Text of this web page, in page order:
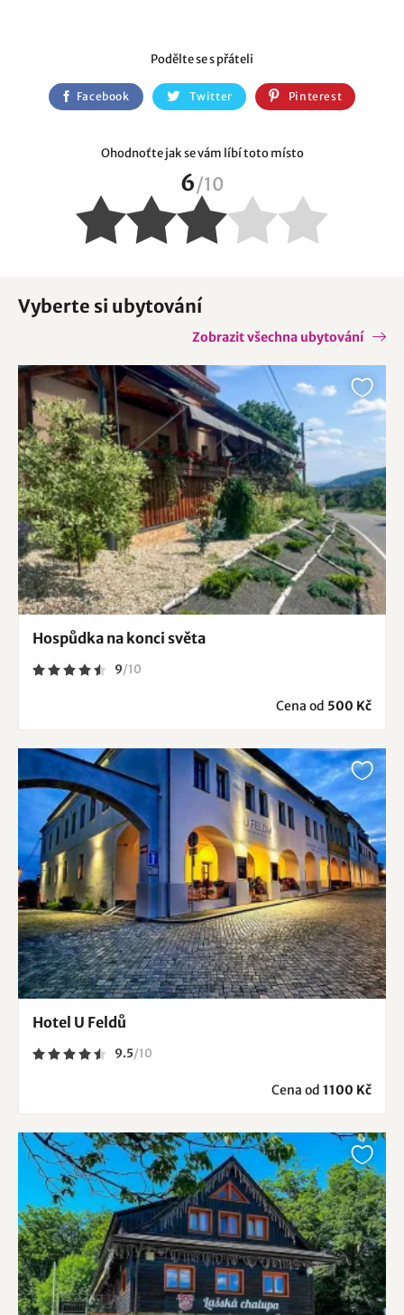
Ohodnoťte jak se vám líbí toto místo
6/10
Podělte se s přáteli
Facebook Twitter Pinterest
Vyberte si ubytování
Zobrazit všechna ubytování
Hospůdka na konci světa
9/10
Cena od 500 Kč
Hotel U Feldů
9.5/10
Cena od 1100 Kč